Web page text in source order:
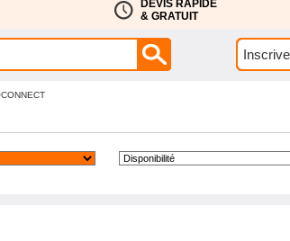
DEVIS RAPIDE
& GRATUIT